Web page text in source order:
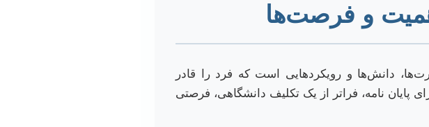
و فرصت‌ها
دانش‌ها و رویکردهایی است که فرد را قادر
پایان نامه، فراتر از یک تکلیف دانشگاهی، فرصتی